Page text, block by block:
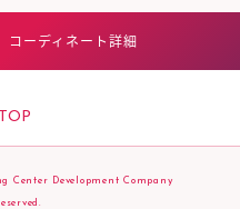
コーディネート詳細
Center Development Company